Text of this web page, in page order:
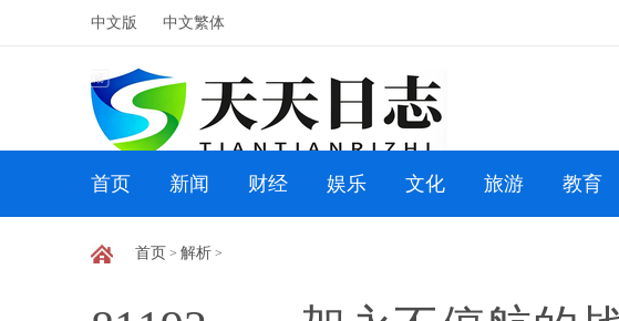
中文版 中文繁体
首页 新闻 财经 娱乐 文化 旅游 教育
首页 > 解析 >